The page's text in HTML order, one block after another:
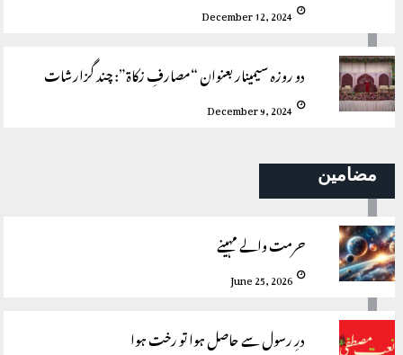
December 12, 2024
دو روزہ سیمینار بعنوان “مصارفِ زکاة”: چند گزارشات
December 9, 2024
مضامین
حرمت والے مہینے
June 25, 2026
درِ رسول سے حاصل ہوا تو رخت ہوا